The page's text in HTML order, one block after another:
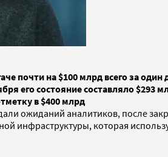
почти на $100 млрд всего за
его состояние составляло
в $400 млрд
ожиданий аналитиков, после
инфраструктуры, которая